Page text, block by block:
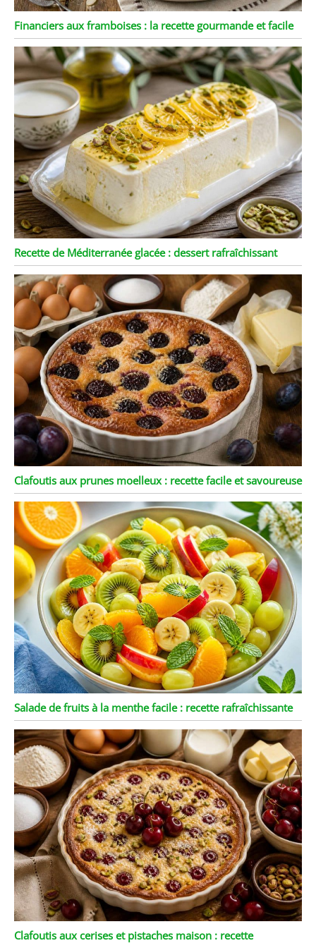
Financiers aux framboises : la recette gourmande et facile
Recette de Méditerranée glacée : dessert rafraîchissant
Clafoutis aux prunes moelleux : recette facile et savoureuse
Salade de fruits à la menthe facile : recette rafraîchissante
Clafoutis aux cerises et pistaches maison : recette